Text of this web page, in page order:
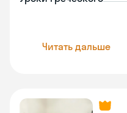
Читать дальше